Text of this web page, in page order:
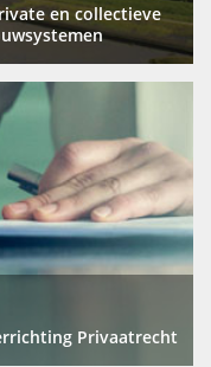
en collectieve
Privaatrecht